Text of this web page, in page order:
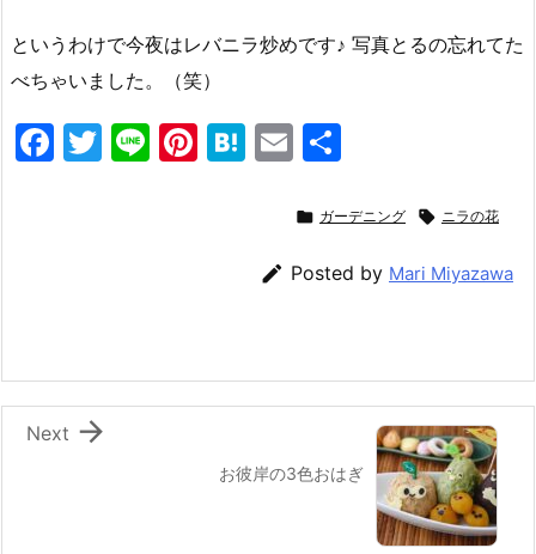
というわけで今夜はレバニラ炒めです♪ 写真とるの忘れてた
べちゃいました。（笑）
F
o
k
T
Li Pi H
a
E
ai
l
 ガーデニング  ニラの花
 Posted by Mari Miyazawa
お彼岸の3色おはぎ

Next